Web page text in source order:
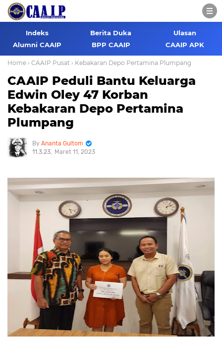
Indeks Berita Duka
Ulasan
Alumni CAAIP
BPP CAAIP CAAIP APK
Home › CAAIP Pusat › Kebakaran Depo Pertamina Plumpang
CAAIP Peduli Bantu Keluarga
Edwin Oley 47 Korban
Kebakaran Depo Pertamina
Plumpang
Ananta Gultom
11.3.23
Maret 11, 2023